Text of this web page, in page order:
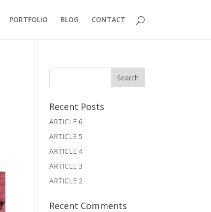
PORTFOLIO BLOG CONTACT
Recent Posts
ARTICLE 6
ARTICLE 5
ARTICLE 4
ARTICLE 3
ARTICLE 2
Recent Comments